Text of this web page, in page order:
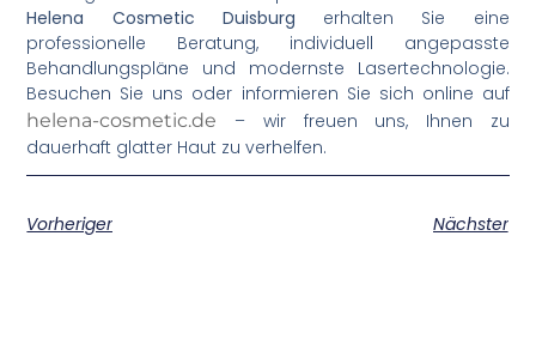
Helena Cosmetic Duisburg erhalten Sie eine
professionelle Beratung, individuell angepasste
Behandlungspläne und modernste Lasertechnologie.
Besuchen Sie uns oder informieren Sie sich online auf
helena-cosmetic.de – wir freuen uns, Ihnen zu
dauerhaft glatter Haut zu verhelfen.
Vorheriger Nächster